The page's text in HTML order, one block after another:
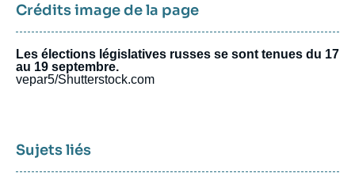
Crédits image de la page
Les élections législatives russes se sont tenues du 17
au 19 septembre.
vepar5/Shutterstock.com
Sujets liés